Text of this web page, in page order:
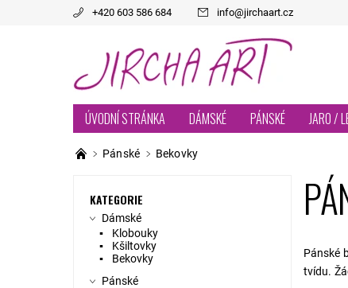
+420 603 586 684 info@jirchaart.cz
ÚVODNÍ STRÁNKA DÁMSKÉ PÁNSKÉ JARO /
Pánské Bekovky
Pánské
tvídu.
KATEGORIE
Dámské
Klobouky
Kšiltovky
Bekovky
Pánské